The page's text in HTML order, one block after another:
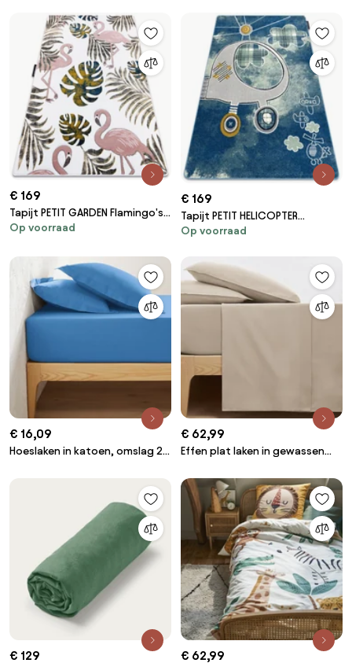
€ 169
Tapijt PETIT GARDEN Flamingo's
blad motief monstera bladeren
Op voorraad
€ 169
Tapijt PETIT HELICOPTER
vliegtuigen blauw
Op voorraad
€ 16,09
Hoeslaken in katoen, omslag 25
€ 62,99
Effen plat laken in gewassen
€ 129 € 62,99